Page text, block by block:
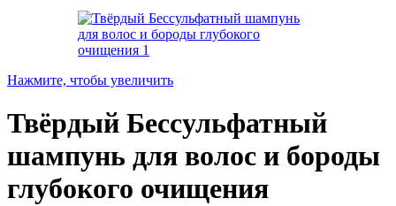
Нажмите, чтобы увеличить
Твёрдый Бессульфатный
шампунь для волос и бороды
глубокого очищения